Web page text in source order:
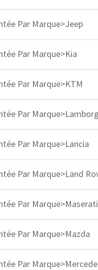
Par Marque>Jeep
Par Marque>Kia
Par Marque>KTM
Par
Par Marque>Lancia
Par Marque>Land
Par Marque>Maserati
Par Marque>Mazda
Par